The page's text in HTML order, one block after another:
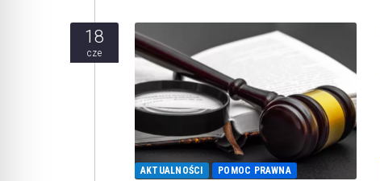
18
cze
AKTUALNOŚCI POMOC PRAWNA